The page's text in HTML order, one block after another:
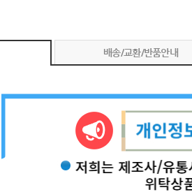
배송/교환/반품안내